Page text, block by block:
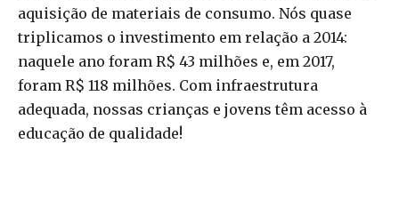
aquisição de materiais de consumo. Nós quase
triplicamos o investimento em relação a 2014:
naquele ano foram R$ 43 milhões e, em 2017,
foram R$ 118 milhões. Com infraestrutura
adequada, nossas crianças e jovens têm acesso à
educação de qualidade!